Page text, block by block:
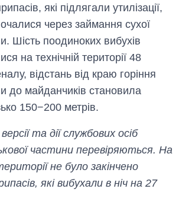
які підлягали утилізації,
через займання сухої
Шість поодиноких вибухів
на технічній території 48
відстань від краю горіння
до майданчиків становила
150−200 метрів.
версії та дії службових осіб
частини перевіряються. На
не було закінчено
які вибухали в ніч на 27
ударів по Україні
за літо: Київ та
головною ціллю